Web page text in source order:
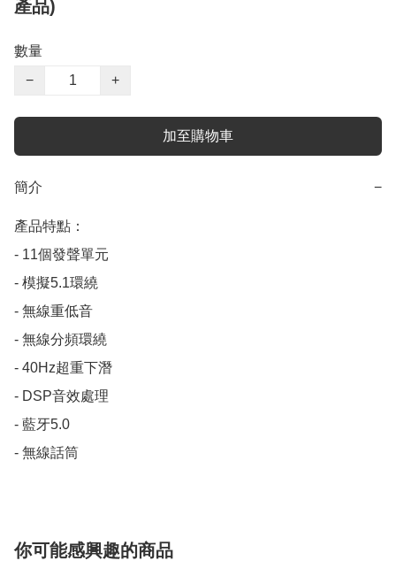
產品)
數量
−
+
加至購物車
簡介 −
產品特點：
- 11個發聲單元
- 模擬5.1環繞
- 無線重低音
- 無線分頻環繞
- 40Hz超重下潛
- DSP音效處理
- 藍牙5.0
- 無線話筒
你可能感興趣的商品